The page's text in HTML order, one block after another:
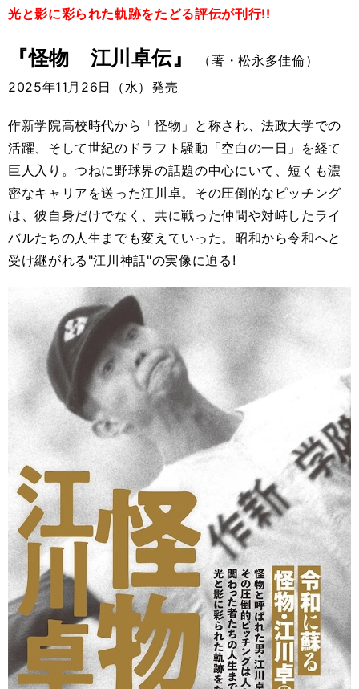
光と影に彩られた軌跡をたどる評伝が刊行!!
『怪物 江川卓伝』
（著・松永多佳倫）
2025年11月26日（水）発売
作新学院高校時代から「怪物」と称され、法政大学での
活躍、そして世紀のドラフト騒動「空白の一日」を経て
巨人入り。つねに野球界の話題の中心にいて、短くも濃
密なキャリアを送った江川卓。その圧倒的なピッチング
は、彼自身だけでなく、共に戦った仲間や対峙したライ
バルたちの人生までも変えていった。昭和から令和へと
受け継がれる"江川神話"の実像に迫る!